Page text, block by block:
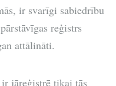
ir svarīgi sabiedrību
reģistrs
attālināti.
jāreģistrē tikai tās